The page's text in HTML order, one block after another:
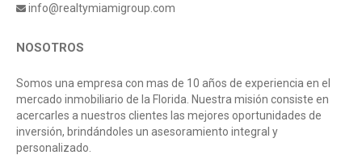
info@realtymiamigroup.com
NOSOTROS
Somos una empresa con mas de 10 años de experiencia en el
mercado inmobiliario de la Florida. Nuestra misión consiste en
acercarles a nuestros clientes las mejores oportunidades de
inversión, brindándoles un asesoramiento integral y
personalizado.